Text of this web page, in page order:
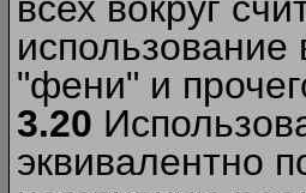
использование
"фени" и
3.20
эквивалентно